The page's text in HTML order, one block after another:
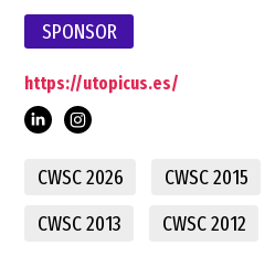
SPONSOR
https://utopicus.es/
CWSC 2026 CWSC 2015
CWSC 2013
CWSC 2012